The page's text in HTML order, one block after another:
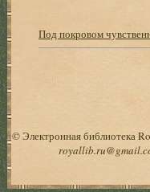
Под покровом
© Электронная библиотека